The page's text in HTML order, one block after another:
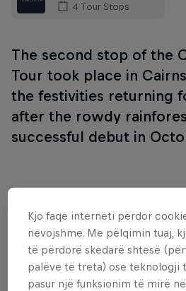
4 Tour Stops
The second stop of the
Tour took place in
the festivities returning
after the rowdy
successful debut in
Follow along
Kjo faqe interneti përdor
nevojshme. Me pëlqimin tuaj,
të përdorë skedarë shtesë
palëve të treta) ose teknologji
pasur një funksionim të mirë